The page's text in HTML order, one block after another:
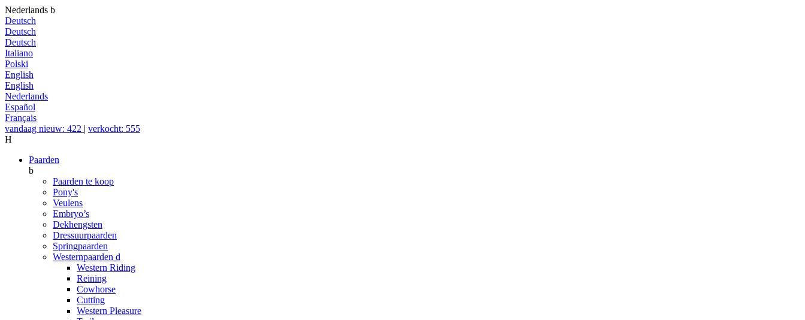
Nederlands b
Deutsch
Deutsch
Deutsch
Italiano
Polski
English
English
Nederlands
Español
Français
vandaag nieuw: 422 | verkocht: 555
H
Paarden
b
Paarden te koop
Pony's
Veulens
Embryo’s
Dekhengsten
Dressuurpaarden
Springpaarden
Westernpaarden d
Western Riding
Reining
Cowhorse
Cutting
Western Pleasure